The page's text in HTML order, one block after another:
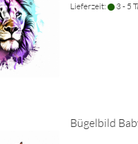
Lieferzeit:
3 - 5
Bügelbild